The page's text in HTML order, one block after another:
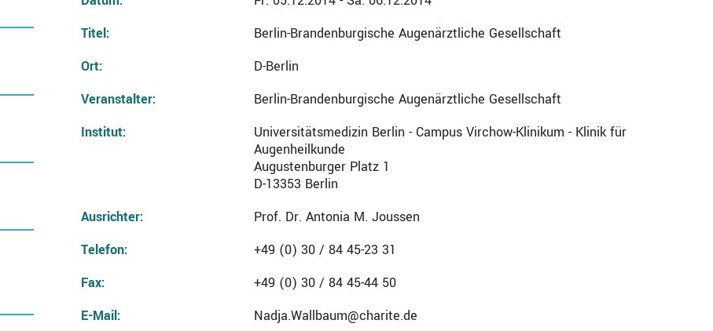
Titel:
Berlin-Brandenburgische Augenärztliche Gesellschaft
Ort:
D-Berlin
Veranstalter:
Berlin-Brandenburgische Augenärztliche Gesellschaft
Institut:
Universitätsmedizin Berlin - Campus Virchow-Klinikum - Klinik für
Augenheilkunde
Augustenburger Platz 1
D-13353 Berlin
Ausrichter:
Prof. Dr. Antonia M. Joussen
Telefon:
+49 (0) 30 / 84 45-23 31
Fax:
+49 (0) 30 / 84 45-44 50
E-Mail:
Nadja.Wallbaum@charite.de